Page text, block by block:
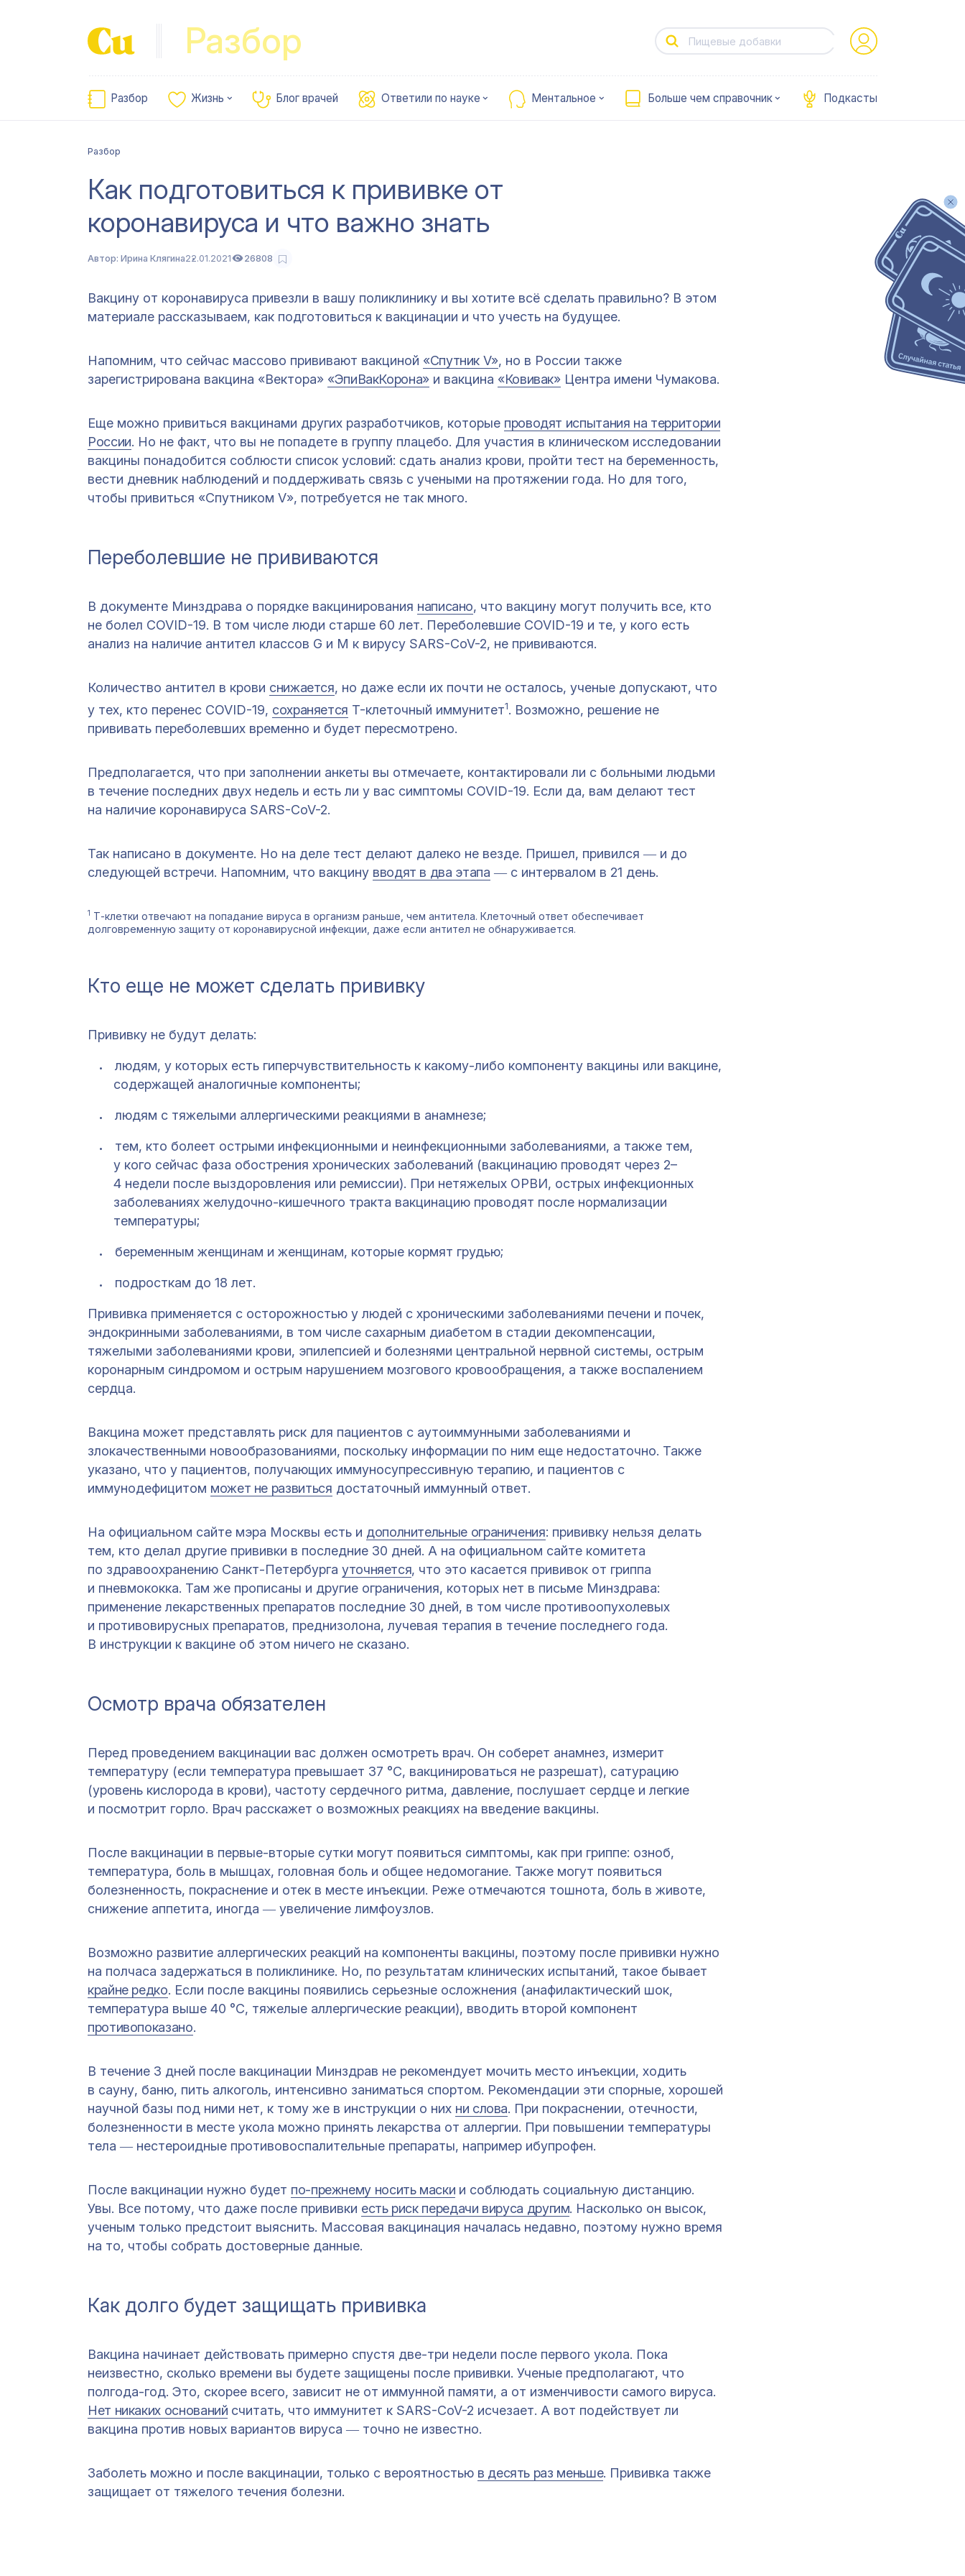
Разбор
Разбор Жизнь Блог врачей Ответили по науке Ментальное Больше чем справочник Подкасты
Разбор
Как подготовиться к прививке от
коронавируса и что важно знать
Автор: Ирина Клягина22.01.2021 26808
Вакцину от коронавируса привезли в вашу поликлинику и вы хотите всё сделать правильно? В этом
материале рассказываем, как подготовиться к вакцинации и что учесть на будущее.
Напомним, что сейчас массово прививают вакциной «Спутник V», но в России также
зарегистрирована вакцина «Вектора» «ЭпиВакКорона» и вакцина «Ковивак» Центра имени Чумакова.
Еще можно привиться вакцинами других разработчиков, которые проводят испытания на территории
России. Но не факт, что вы не попадете в группу плацебо. Для участия в клиническом исследовании
вакцины понадобится соблюсти список условий: сдать анализ крови, пройти тест на беременность,
вести дневник наблюдений и поддерживать связь с учеными на протяжении года. Но для того,
чтобы привиться «Спутником V», потребуется не так много.
Переболевшие не прививаются
В документе Минздрава о порядке вакцинирования написано, что вакцину могут получить все, кто
не болел COVID-19. В том числе люди старше 60 лет. Переболевшие COVID-19 и те, у кого есть
анализ на наличие антител классов G и М к вирусу SARS-CoV-2, не прививаются.
Количество антител в крови снижается, но даже если их почти не осталось, ученые допускают, что
у тех, кто перенес COVID-19, сохраняется T-клеточный иммунитет1. Возможно, решение не
прививать переболевших временно и будет пересмотрено.
Предполагается, что при заполнении анкеты вы отмечаете, контактировали ли с больными людьми
в течение последних двух недель и есть ли у вас симптомы COVID-19. Если да, вам делают тест
на наличие коронавируса SARS-CoV-2.
Так написано в документе. Но на деле тест делают далеко не везде. Пришел, привился ― и до
следующей встречи. Напомним, что вакцину вводят в два этапа ― с интервалом в 21 день.
1
Т-клетки отвечают на попадание вируса в организм раньше, чем антитела. Клеточный ответ обеспечивает
долговременную защиту от коронавирусной инфекции, даже если антител не обнаруживается.
Кто еще не может сделать прививку
Прививку не будут делать:
людям, у которых есть гиперчувствительность к какому-либо компоненту вакцины или вакцине,
содержащей аналогичные компоненты;
людям с тяжелыми аллергическими реакциями в анамнезе;
тем, кто болеет острыми инфекционными и неинфекционными заболеваниями, а также тем,
у кого сейчас фаза обострения хронических заболеваний (вакцинацию проводят через 2–
4 недели после выздоровления или ремиссии). При нетяжелых ОРВИ, острых инфекционных
заболеваниях желудочно-кишечного тракта вакцинацию проводят после нормализации
температуры;
беременным женщинам и женщинам, которые кормят грудью;
подросткам до 18 лет.
Прививка применяется с осторожностью у людей с хроническими заболеваниями печени и почек,
эндокринными заболеваниями, в том числе сахарным диабетом в стадии декомпенсации,
тяжелыми заболеваниями крови, эпилепсией и болезнями центральной нервной системы, острым
коронарным синдромом и острым нарушением мозгового кровообращения, а также воспалением
сердца.
Вакцина может представлять риск для пациентов с аутоиммунными заболеваниями и
злокачественными новообразованиями, поскольку информации по ним еще недостаточно. Также
указано, что у пациентов, получающих иммуносупрессивную терапию, и пациентов с
иммунодефицитом может не развиться достаточный иммунный ответ.
На официальном сайте мэра Москвы есть и дополнительные ограничения: прививку нельзя делать
тем, кто делал другие прививки в последние 30 дней. А на официальном сайте комитета
по здравоохранению Санкт-Петербурга уточняется, что это касается прививок от гриппа
и пневмококка. Там же прописаны и другие ограничения, которых нет в письме Минздрава:
применение лекарственных препаратов последние 30 дней, в том числе противоопухолевых
и противовирусных препаратов, преднизолона, лучевая терапия в течение последнего года.
В инструкции к вакцине об этом ничего не сказано.
Осмотр врача обязателен
Перед проведением вакцинации вас должен осмотреть врач. Он соберет анамнез, измерит
температуру (если температура превышает 37 °С, вакцинироваться не разрешат), сатурацию
(уровень кислорода в крови), частоту сердечного ритма, давление, послушает сердце и легкие
и посмотрит горло. Врач расскажет о возможных реакциях на введение вакцины.
После вакцинации в первые-вторые сутки могут появиться симптомы, как при гриппе: озноб,
температура, боль в мышцах, головная боль и общее недомогание. Также могут появиться
болезненность, покраснение и отек в месте инъекции. Реже отмечаются тошнота, боль в животе,
снижение аппетита, иногда ― увеличение лимфоузлов.
Возможно развитие аллергических реакций на компоненты вакцины, поэтому после прививки нужно
на полчаса задержаться в поликлинике. Но, по результатам клинических испытаний, такое бывает
крайне редко. Если после вакцины появились серьезные осложнения (анафилактический шок,
температура выше 40 °С, тяжелые аллергические реакции), вводить второй компонент
противопоказано.
В течение 3 дней после вакцинации Минздрав не рекомендует мочить место инъекции, ходить
в сауну, баню, пить алкоголь, интенсивно заниматься спортом. Рекомендации эти спорные, хорошей
научной базы под ними нет, к тому же в инструкции о них ни слова. При покраснении, отечности,
болезненности в месте укола можно принять лекарства от аллергии. При повышении температуры
тела ― нестероидные противовоспалительные препараты, например ибупрофен.
После вакцинации нужно будет по-прежнему носить маски и соблюдать социальную дистанцию.
Увы. Все потому, что даже после прививки есть риск передачи вируса другим. Насколько он высок,
ученым только предстоит выяснить. Массовая вакцинация началась недавно, поэтому нужно время
на то, чтобы собрать достоверные данные.
Как долго будет защищать прививка
Вакцина начинает действовать примерно спустя две-три недели после первого укола. Пока
неизвестно, сколько времени вы будете защищены после прививки. Ученые предполагают, что
полгода-год. Это, скорее всего, зависит не от иммунной памяти, а от изменчивости самого вируса.
Нет никаких оснований считать, что иммунитет к SARS-CoV-2 исчезает. А вот подействует ли
вакцина против новых вариантов вируса ― точно не известно.
Заболеть можно и после вакцинации, только с вероятностью в десять раз меньше. Прививка также
защищает от тяжелого течения болезни.